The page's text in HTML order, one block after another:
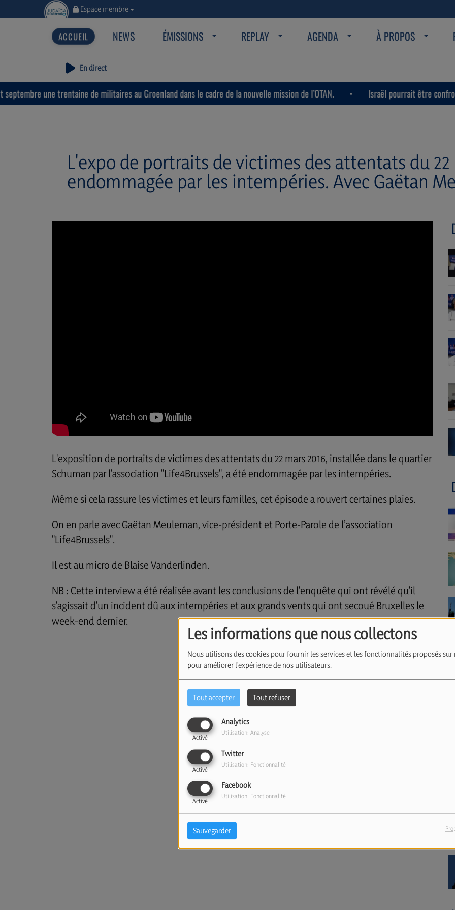
Les informations que nous collectons
Nous utilisons des cookies pour fournir les services et les fonctionnalités proposés
pour améliorer l'expérience de nos utilisateurs.
Tout accepter Tout refuser
Analytics
Activé
Utilisation: Analyse
Twitter
Activé
Utilisation: Fonctionnalité
Facebook
Activé
Utilisation: Fonctionnalité
Sauvegarder
Espace membre
NEWS ÉMISSIONS REPLAY AGENDA À PROPOS
En direct
trentaine de militaires au Groenland dans le cadre de la nouvelle mission de l’OTAN. Israël pourrait être confronté à la
L'expo de portraits de victimes des attentats du 22
endommagée par les intempéries. Avec Gaëtan
L'exposition de portraits de victimes des attentats du 22 mars 2016, installée dans le quartier
Schuman par l'association "Life4Brussels", a été endommagée par les intempéries.
Même si cela rassure les victimes et leurs familles, cet épisode a rouvert certaines plaies.
On en parle avec Gaëtan Meuleman, vice-président et Porte-Parole de l’association
"Life4Brussels".
Il est au micro de Blaise Vanderlinden.
NB : Cette interview a été réalisée avant les conclusions de l'enquête qui ont révélé qu'il
s'agissait d'un incident dû aux intempéries et aux grands vents qui ont secoué Bruxelles le
week-end dernier.